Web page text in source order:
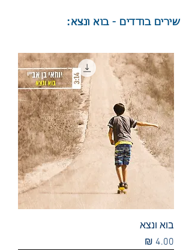
שירים בודדים - בוא ונצא:
בוא ונצא
מחיר